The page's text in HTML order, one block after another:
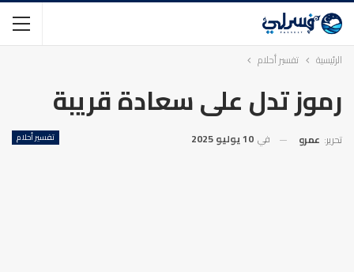
الرئيسية تفسير أحلام
رموز تدل على سعادة قريبة
تفسير أحلام تحرير: عمرو في 10 يوليو 2025